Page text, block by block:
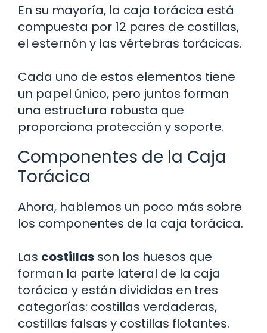
En su mayoría, la caja torácica está
compuesta por 12 pares de costillas,
el esternón y las vértebras torácicas.
Cada uno de estos elementos tiene
un papel único, pero juntos forman
una estructura robusta que
proporciona protección y soporte.
Componentes de la Caja
Torácica
Ahora, hablemos un poco más sobre
los componentes de la caja torácica.
Las costillas son los huesos que
forman la parte lateral de la caja
torácica y están divididas en tres
categorías: costillas verdaderas,
costillas falsas y costillas flotantes.